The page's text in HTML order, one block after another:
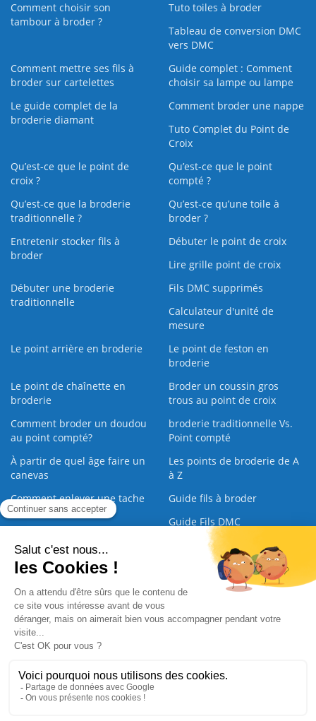
Comment choisir son
tambour à broder ?
Tuto toiles à broder
Tableau de conversion DMC
vers DMC
Comment mettre ses fils à
broder sur cartelettes
Guide complet : Comment
choisir sa lampe ou lampe
Le guide complet de la
broderie diamant
Comment broder une nappe
Tuto Complet du Point de
Croix
Qu’est-ce que le point de
croix ?
Qu’est-ce que le point
compté ?
Qu’est-ce que la broderie
traditionnelle ?
Qu’est‑ce qu’une toile à
broder ?
Entretenir stocker fils à
broder
Débuter le point de croix
Lire grille point de croix
Débuter une broderie
traditionnelle
Fils DMC supprimés
Calculateur d'unité de
mesure
Le point arrière en broderie
Le point de feston en
broderie
Le point de chaînette en
broderie
Broder un coussin gros
trous au point de croix
Comment broder un doudou
au point compté?
broderie traditionnelle Vs.
Point compté
À partir de quel âge faire un
canevas
Les points de broderie de A
à Z
Comment enlever une tache
sur une broderie
Guide fils à broder
Guide Fils DMC
Guide de la Broderie
Commande Papier | Qui sommes nous | Nous contacter |